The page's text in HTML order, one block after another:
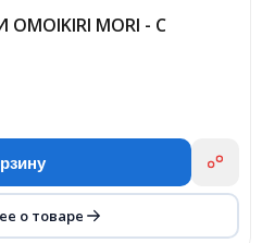
MORI - C
о товаре